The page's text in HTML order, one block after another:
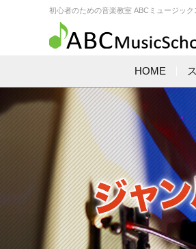
初心者のための音楽教室 ABCミュージック
HOME